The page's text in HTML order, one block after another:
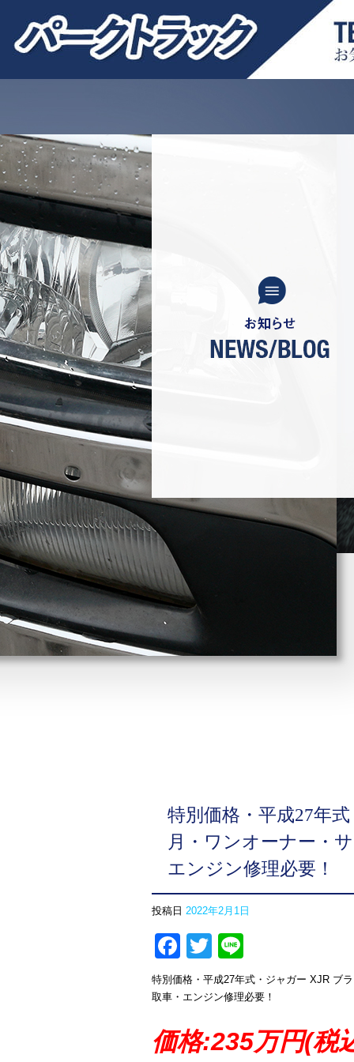
特別価格・平成27年
月・ワンオーナー・
エンジン修理必要！
投稿日 2022年2月1日
Facebook
Twitter
特別価格・平成27年式・ジャガー XJR ブ
取車・エンジン修理必要！
価格:235万円(税